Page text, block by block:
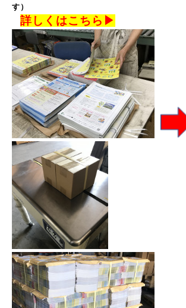
す）
詳しくはこちら▶